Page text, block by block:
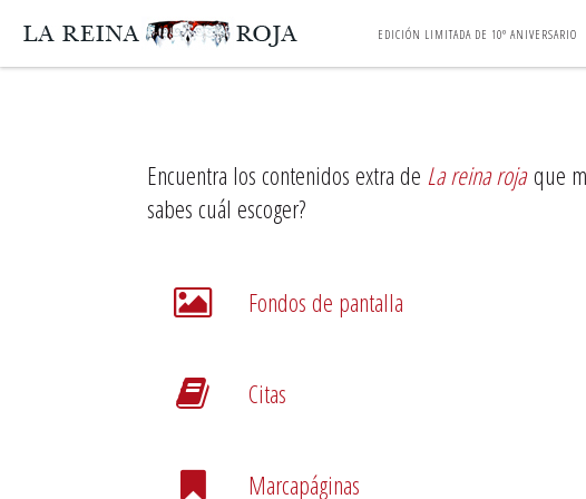
EDICIÓN LIMITADA DE 10º ANIVERSARIO
Encuentra los contenidos extra de La reina rojaque
sabes cuál escoger?
Fondos de pantalla
Citas
Marcapáginas